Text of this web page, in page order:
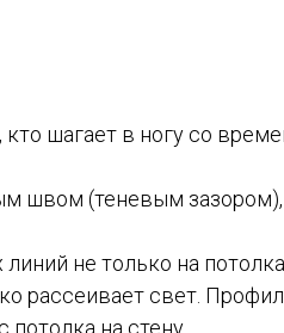
шагает в ногу со
швом (теневым
не только на
рассеивает свет.
на стену.